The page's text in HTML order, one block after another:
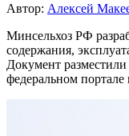
Автор: Алексей
Минсельхоз РФ
содержания,
Документ
федеральном